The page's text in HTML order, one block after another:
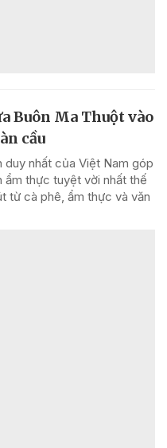
Buôn Ma Thuột vào
cầu
duy nhất của Việt Nam góp
ẩm thực tuyệt vời nhất thế
từ cà phê, ẩm thực và văn